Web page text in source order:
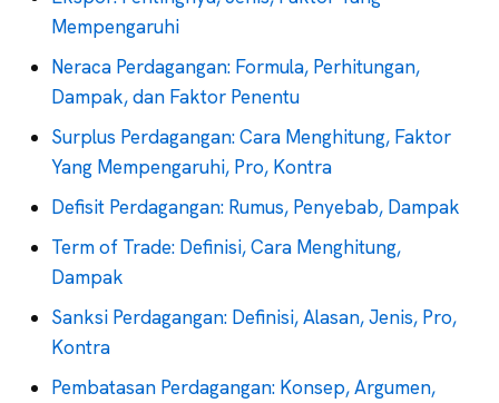
Mempengaruhi
Neraca Perdagangan: Formula, Perhitungan,
Dampak, dan Faktor Penentu
Surplus Perdagangan: Cara Menghitung, Faktor
Yang Mempengaruhi, Pro, Kontra
Defisit Perdagangan: Rumus, Penyebab, Dampak
Term of Trade: Definisi, Cara Menghitung,
Dampak
Sanksi Perdagangan: Definisi, Alasan, Jenis, Pro,
Kontra
Pembatasan Perdagangan: Konsep, Argumen,